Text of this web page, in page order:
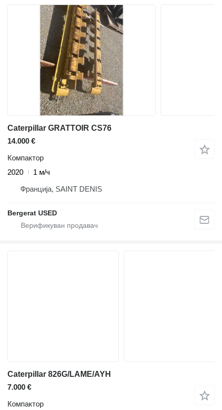
Caterpillar GRATTOIR CS76
14.000 €
Компактор
2020
1 м/ч
Франција, SAINT DENIS
Bergerat USED
Caterpillar 826G/LAME/AYH
7.000 €
Компактор